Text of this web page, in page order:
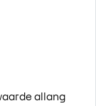
allang